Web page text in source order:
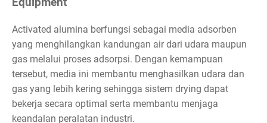
Activated alumina berfungsi sebagai media adsorben
yang menghilangkan kandungan air dari udara maupun
gas melalui proses adsorpsi. Dengan kemampuan
tersebut, media ini membantu menghasilkan udara dan
gas yang lebih kering sehingga sistem drying dapat
bekerja secara optimal serta membantu menjaga
keandalan peralatan industri.